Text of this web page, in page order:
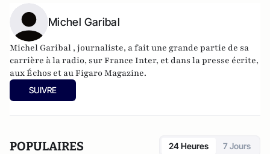
Michel Garibal
Michel Garibal , journaliste, a fait une grande partie de sa
carrière à la radio, sur France Inter, et dans la presse écrite,
aux Échos et au Figaro Magazine.
SUIVRE
POPULAIRES 24 Heures 7 Jours